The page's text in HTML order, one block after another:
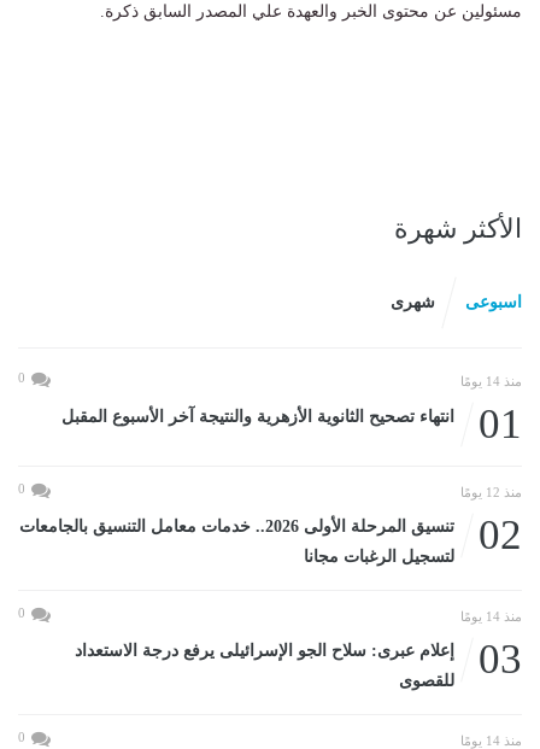
مسئولين عن محتوى الخبر والعهدة علي المصدر السابق ذكرة.
الأكثر شهرة
اسبوعى شهرى
منذ 14 يومًا 0
01 انتهاء تصحيح الثانوية الأزهرية والنتيجة آخر الأسبوع المقبل
منذ 12 يومًا 0
02
تنسيق المرحلة الأولى 2026.. خدمات معامل التنسيق بالجامعات
لتسجيل الرغبات مجانا
منذ 14 يومًا 0
03
إعلام عبرى: سلاح الجو الإسرائيلى يرفع درجة الاستعداد
للقصوى
منذ 14 يومًا 0